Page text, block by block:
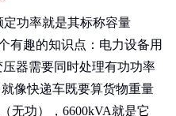
定功率就是其标称容量
有趣的知识点：电力设备用
器需要同时处理有功功率
就像快递车既要算货物重量
无功），6600kVA就是它